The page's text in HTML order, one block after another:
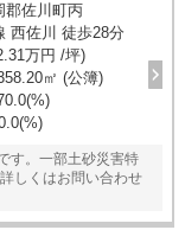
郡佐川町丙
西佐川 徒歩28分
万円 /坪)
㎡ (公簿)
す。一部土砂災害特
しくはお問い合わせ